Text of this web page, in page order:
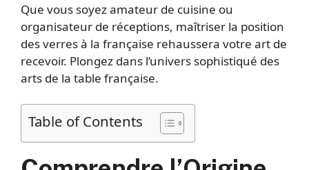
Que vous soyez amateur de cuisine ou
organisateur de réceptions, maîtriser la position
des verres à la française rehaussera votre art de
recevoir. Plongez dans l’univers sophistiqué des
arts de la table française.
Table of Contents